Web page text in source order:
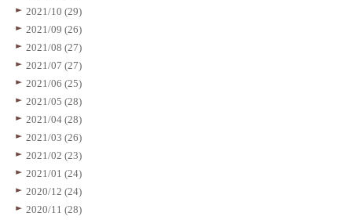
2021/10 (29)
2021/09 (26)
2021/08 (27)
2021/07 (27)
2021/06 (25)
2021/05 (28)
2021/04 (28)
2021/03 (26)
2021/02 (23)
2021/01 (24)
2020/12 (24)
2020/11 (28)